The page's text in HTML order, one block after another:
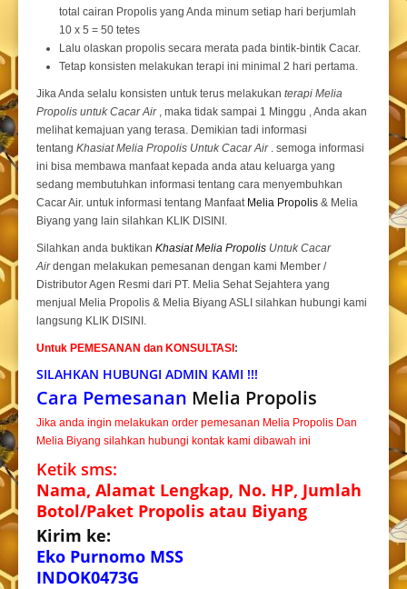
total cairan Propolis yang Anda minum setiap hari berjumlah
10 x 5 = 50 tetes
Lalu olaskan propolis secara merata pada bintik-bintik Cacar.
Tetap konsisten melakukan terapi ini minimal 2 hari pertama.
Jika Anda selalu konsisten untuk terus melakukan terapi Melia
Propolis untuk Cacar Air, maka tidak sampai 1 Minggu , Anda akan
melihat kemajuan yang terasa. Demikian tadi informasi
tentang Khasiat Melia Propolis Untuk Cacar Air. semoga informasi
ini bisa membawa manfaat kepada anda atau keluarga yang
sedang membutuhkan informasi tentang cara menyembuhkan
Cacar Air. untuk informasi tentang Manfaat Melia Propolis & Melia
Biyang yang lain silahkan KLIK DISINI.
Silahkan anda buktikan Khasiat Melia Propolis Untuk Cacar
Airdengan melakukan pemesanan dengan kami Member /
Distributor Agen Resmi dari PT. Melia Sehat Sejahtera yang
menjual Melia Propolis & Melia Biyang ASLI silahkan hubungi kami
langsung KLIK DISINI.
Untuk PEMESANAN dan KONSULTASI :
SILAHKAN HUBUNGI ADMIN KAMI !!!
Cara Pemesanan Melia Propolis
Jika anda ingin melakukan order pemesanan Melia Propolis Dan
Melia Biyang silahkan hubungi kontak kami dibawah ini
Ketik sms:
Nama, Alamat Lengkap, No. HP, Jumlah
Botol/Paket Propolis atau Biyang
Kirim ke:
Eko Purnomo MSS
INDOK0473G